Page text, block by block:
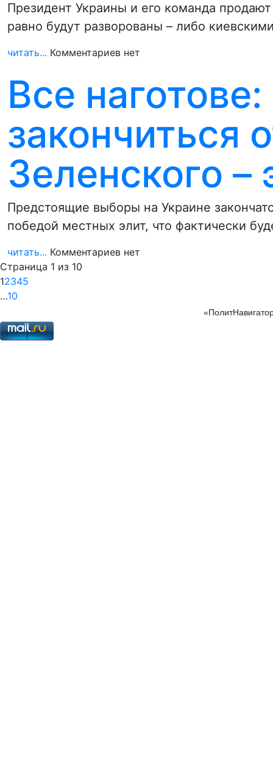
Президент Украины и его команда
равно будут разворованы – либо
читать... Комментариев нет
Все
закончиться
Зеленского –
Предстоящие выборы на Украине
победой местных элит, что фактически
читать... Комментариев нет
Страница 1 из 10
12345
…10